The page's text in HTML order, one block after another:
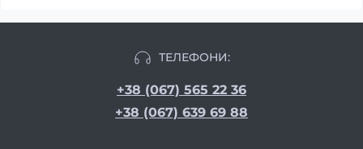
ТЕЛЕФОНИ:
+38 (067) 565 22 36
+38 (067) 639 69 88